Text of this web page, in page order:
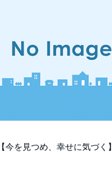
今を見つめ、幸せに気づく】